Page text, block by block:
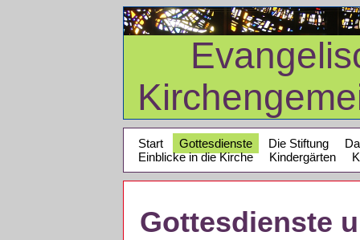
Start Gottesdienste Die Stiftung
Einblicke in die Kirche
Kindergärten
Gottesdienste